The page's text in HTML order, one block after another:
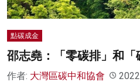
點碳成金
邵志堯：「零碳排」和
作者: 大灣區碳中和協會